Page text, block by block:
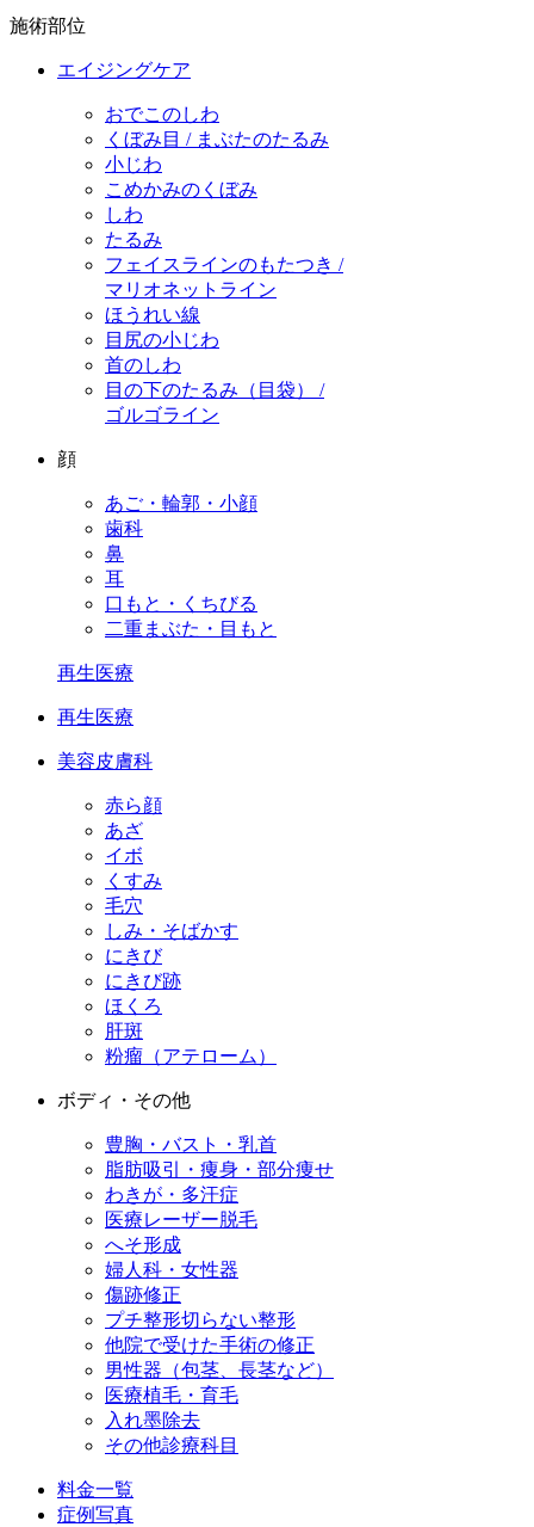
施術部位
エイジングケア
おでこのしわ
くぼみ目 / まぶたのたるみ
小じわ
こめかみのくぼみ
しわ
たるみ
フェイスラインのもたつき /
マリオネットライン
ほうれい線
目尻の小じわ
首のしわ
目の下のたるみ（目袋） /
ゴルゴライン
顔
あご・輪郭・小顔
歯科
鼻
耳
口もと・くちびる
二重まぶた・目もと
再生医療
再生医療
美容皮膚科
赤ら顔
あざ
イボ
くすみ
毛穴
しみ・そばかす
にきび
にきび跡
ほくろ
肝斑
粉瘤（アテローム）
ボディ・その他
豊胸・バスト・乳首
脂肪吸引・痩身・部分痩せ
わきが・多汗症
医療レーザー脱毛
へそ形成
婦人科・女性器
傷跡修正
プチ整形切らない整形
他院で受けた手術の修正
男性器（包茎、長茎など）
医療植毛・育毛
入れ墨除去
その他診療科目
料金一覧
症例写真